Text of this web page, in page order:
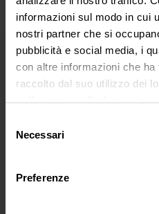
informazioni sul modo in cui
nostri partner che si
pubblicità e social media, i
con altre informazioni che
raccolto dal suo utilizzo dei
sulla privacy.
delNecessari
Preferenze